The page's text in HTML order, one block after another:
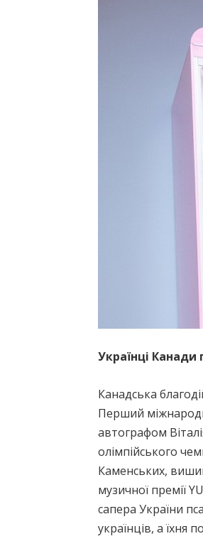
Українці
Канадська
Перший
автографом
олімпійського
Каменських,
музичної премії
сапера України
українців, а їхня